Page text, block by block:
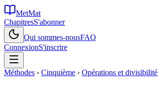
MetMat
ChapitresS'abonner
Qui sommes-nousFAQ
ConnexionS'inscrire
Méthodes › Cinquième › Opérations et divisibilité